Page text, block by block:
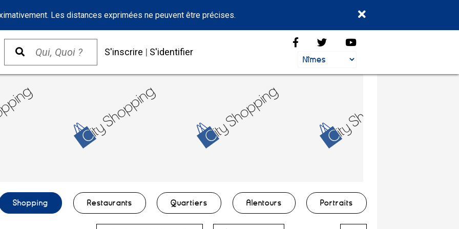
Les distances exprimées ne peuvent être précises.
S'inscrire | S'identifier
Shopping Restaurants Quartiers Alentours Portraits